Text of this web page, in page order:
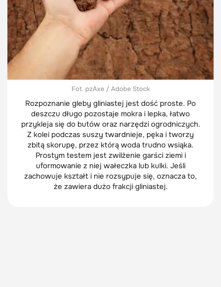
Fot. pzAxe / Adobe Stock
Rozpoznanie gleby gliniastej jest dość proste. Po
deszczu długo pozostaje mokra i lepka, łatwo
przykleja się do butów oraz narzędzi ogrodniczych.
Z kolei podczas suszy twardnieje, pęka i tworzy
zbitą skorupę, przez którą woda trudno wsiąka.
Prostym testem jest zwilżenie garści ziemi i
uformowanie z niej wałeczka lub kulki. Jeśli
zachowuje kształt i nie rozsypuje się, oznacza to,
że zawiera dużo frakcji gliniastej.